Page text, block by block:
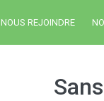
NOUS REJOINDRE